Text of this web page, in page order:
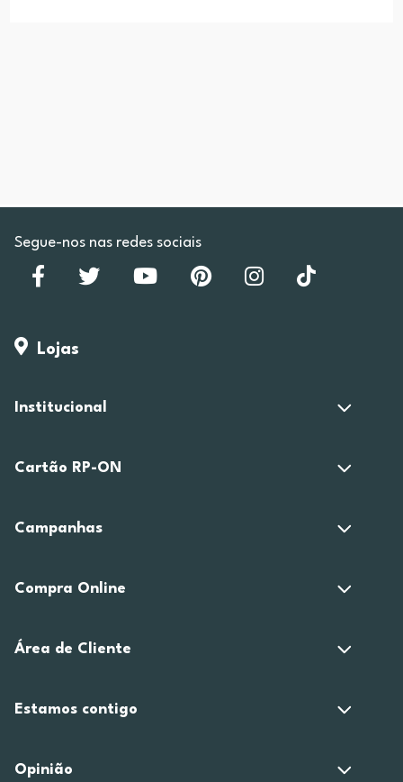
Segue-nos nas redes sociais
Lojas
Institucional
Cartão RP-ON
Campanhas
Compra Online
Área de Cliente
Estamos contigo
Opinião